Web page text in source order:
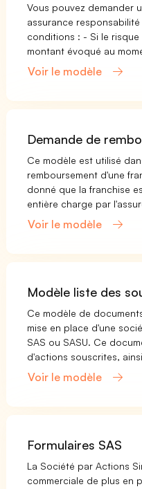
Vous pouvez demander
assurance
conditions : - Si le
montant évoqué au
Voir le modèle
Demande de
Ce modèle est utilisé
remboursement d'une
donné que la franchise
entière charge par
Voir le modèle
Modèle liste des
Ce modèle de
mise en place d'une
SAS ou SASU. Ce
d'actions souscrites,
Voir le modèle
Formulaires SAS
La Société par Actions
commerciale de plus en